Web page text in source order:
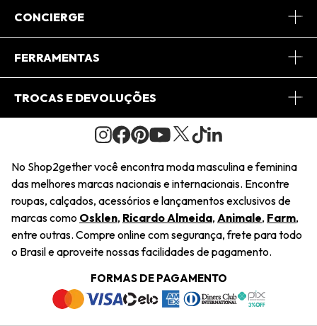
Sobre Nós
Journal
Saiu na Mídia
Sustentabilidade
Navegando
Termos e Condições
CONCIERGE
Central de Relacionamento
Regulamento e Promoções
FERRAMENTAS
Minha Conta
Pedido de Presente
Wishlist
TROCAS E DEVOLUÇÕES
Condições Gerais
Troca Fácil
Restituição de Pagamento
Dúvidas Frequentes
Termos e Condições
Política de Privacidade
No Shop2gether você encontra moda masculina e feminina
das melhores marcas nacionais e internacionais. Encontre
roupas, calçados, acessórios e lançamentos exclusivos de
marcas como Osklen, Ricardo Almeida, Animale, Farm,
entre outras. Compre online com segurança, frete para todo
o Brasil e aproveite nossas facilidades de pagamento.
FORMAS DE PAGAMENTO